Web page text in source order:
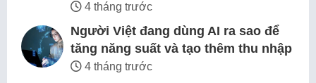
4 tháng trước
Người Việt đang dùng AI ra sao để
tăng năng suất và tạo thêm thu nhập
4 tháng trước